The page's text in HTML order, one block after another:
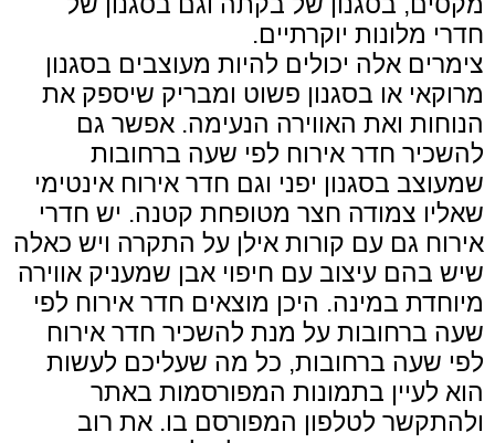
חדרי מלונות יוקרתיים.
צימרים אלה יכולים להיות מעוצבים בסגנון
מרוקאי או בסגנון פשוט ומבריק שיספק את
הנוחות ואת האווירה הנעימה. אפשר גם
להשכיר חדר אירוח לפי שעה ברחובות
שמעוצב בסגנון יפני וגם חדר אירוח אינטימי
שאליו צמודה חצר מטופחת קטנה. יש חדרי
אירוח גם עם קורות אילן על התקרה ויש כאלה
שיש בהם עיצוב עם חיפוי אבן שמעניק אווירה
מיוחדת במינה. היכן מוצאים חדר אירוח לפי
שעה ברחובות על מנת להשכיר חדר אירוח
לפי שעה ברחובות, כל מה שעליכם לעשות
הוא לעיין בתמונות המפורסמות באתר
ולהתקשר לטלפון המפורסם בו. את רוב